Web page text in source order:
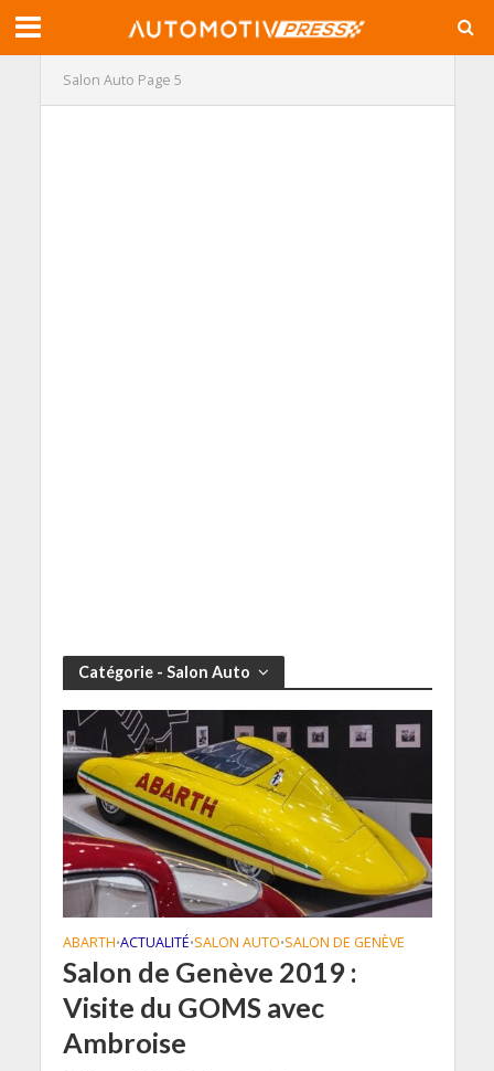
Salon Auto Page 5
Catégorie - Salon Auto
ABARTH•ACTUALITÉ•SALON AUTO•SALON DE GENÈVE
Salon de Genève 2019 :
Visite du GOMS avec
Ambroise